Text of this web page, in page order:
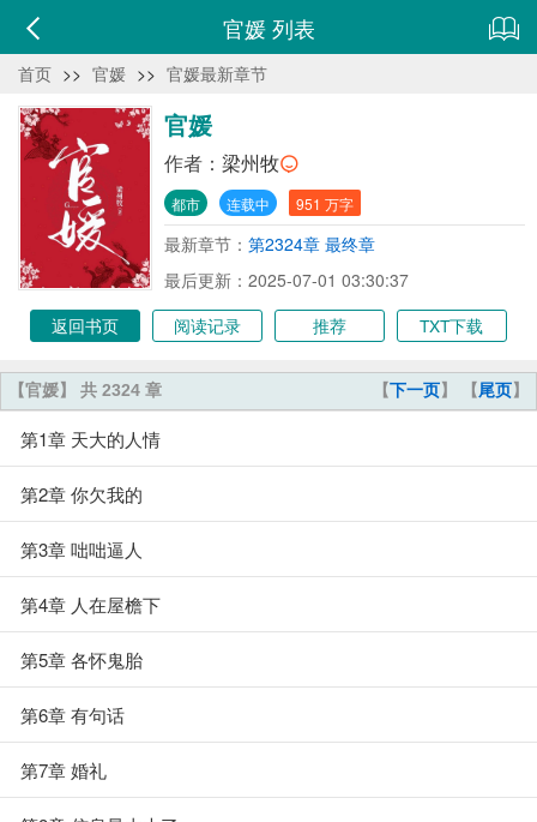
官媛 列表
首页 >> 官媛 >> 官媛最新章节
官媛
作者： 梁州牧
都市 连载中 951 万字
最新章节： 第2324章 最终章
最后更新：2025-07-01 03:30:37
返回书页
阅读记录 推荐 TXT下载
【下一页】 【尾页】
【官媛】 共 2324 章
第1章 天大的人情
第2章 你欠我的
第3章 咄咄逼人
第4章 人在屋檐下
第5章 各怀鬼胎
第6章 有句话
第7章 婚礼